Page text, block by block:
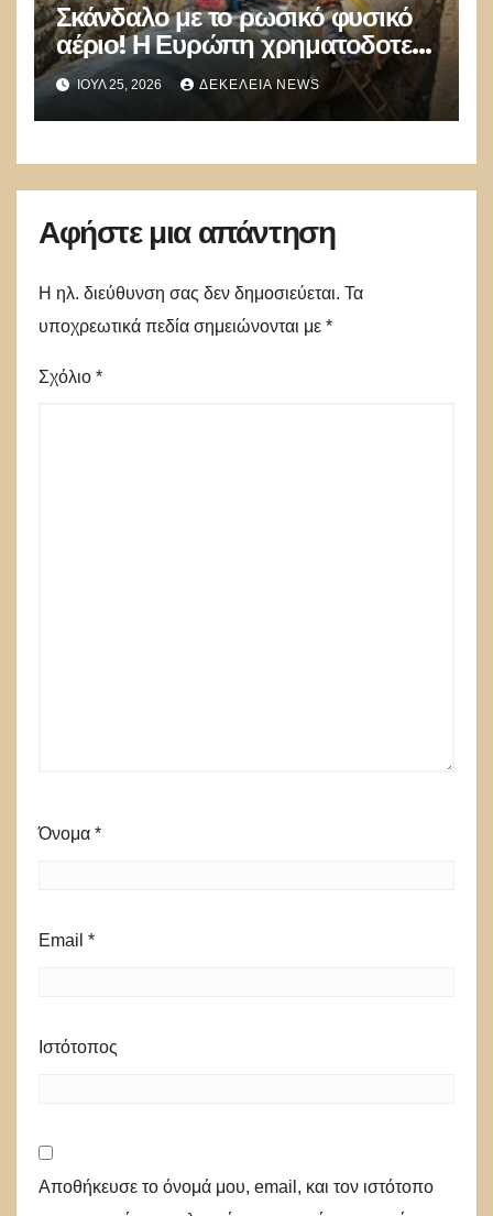
Σκάνδαλο με το ρωσικό φυσικό
αέριο! Η Ευρώπη χρηματοδοτεί
τη Μόσχα μέσω της Αλγερίας –
Πληρώνει διόδια στην Τουρκία
και το αποκαλεί διαφοροποίηση
ΙΟΎΛ 25, 2026 ΔΕΚΈΛΕΙΑ NEWS
Αφήστε μια απάντηση
Η ηλ. διεύθυνση σας δεν δημοσιεύεται. Τα
υποχρεωτικά πεδία σημειώνονται με *
Σχόλιο *
Όνομα *
Email *
Ιστότοπος
Αποθήκευσε το όνομά μου, email, και τον ιστότοπο